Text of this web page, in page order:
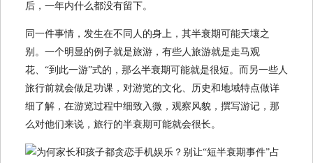
后，一年内什么都没有留下。
同一件事情，发生在不同人的身上，其半衰期可能天壤之
别。一个明显的例子就是旅游，有些人旅游就是走马观
花、“到此一游”式的，那么半衰期可能就是很短。而另一些人
旅行前就会做足功课，对游览的文化、历史和地域特点做详
细了解，在游览过程中细致入微，观察风貌，撰写游记，那
么对他们来说，旅行的半衰期可能就会很长。